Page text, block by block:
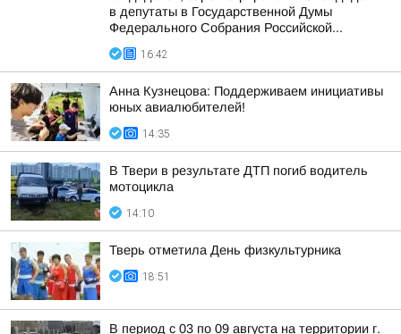
в депутаты в Государственной Думы
Федерального Собрания Российской...
16:42
Анна Кузнецова: Поддерживаем инициативы
юных авиалюбителей!
14:35
В Твери в результате ДТП погиб водитель
мотоцикла
14:10
Тверь отметила День физкультурника
18:51
В период с 03 по 09 августа на территории г.